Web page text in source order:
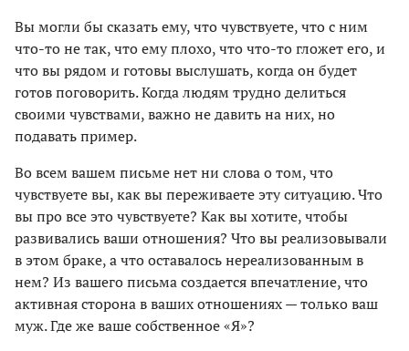
Вы могли бы сказать ему, что чувствуете, что с ним
что-то не так, что ему плохо, что что-то гложет его, и
что вы рядом и готовы выслушать, когда он будет
готов поговорить. Когда людям трудно делиться
своими чувствами, важно не давить на них, но
подавать пример.
Во всем вашем письме нет ни слова о том, что
чувствуете вы, как вы переживаете эту ситуацию. Что
вы про все это чувствуете? Как вы хотите, чтобы
развивались ваши отношения? Что вы реализовывали
в этом браке, а что оставалось нереализованным в
нем? Из вашего письма создается впечатление, что
активная сторона в ваших отношениях — только ваш
муж. Где же ваше собственное «Я»?